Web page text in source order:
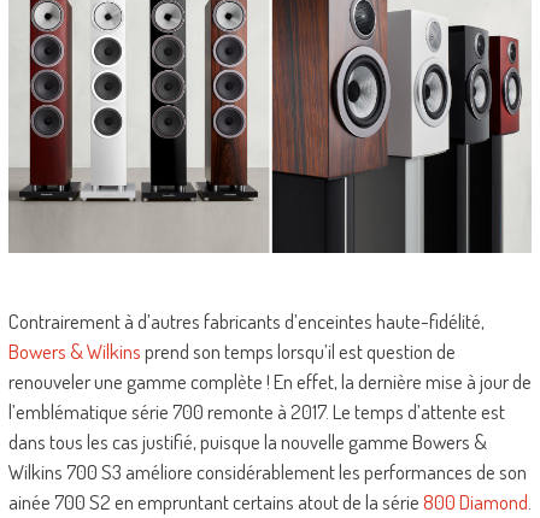
Contrairement à d’autres fabricants d’enceintes haute-fidélité,
Bowers & Wilkinsprend son temps lorsqu’il est question de
renouveler une gamme complète ! En effet, la dernière mise à jour de
l’emblématique série 700 remonte à 2017. Le temps d’attente est
dans tous les cas justifié, puisque la nouvelle gamme Bowers &
Wilkins 700 S3 améliore considérablement les performances de son
ainée 700 S2 en empruntant certains atout de la série800 Diamond